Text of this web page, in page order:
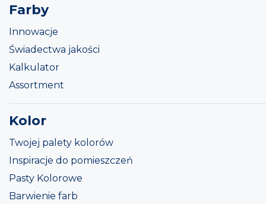
Farby
Innowacje
Świadectwa jakości
Kalkulator
Assortment
Kolor
Twojej palety kolorów
Inspiracje do pomieszczeń
Pasty Kolorowe
Barwienie farb